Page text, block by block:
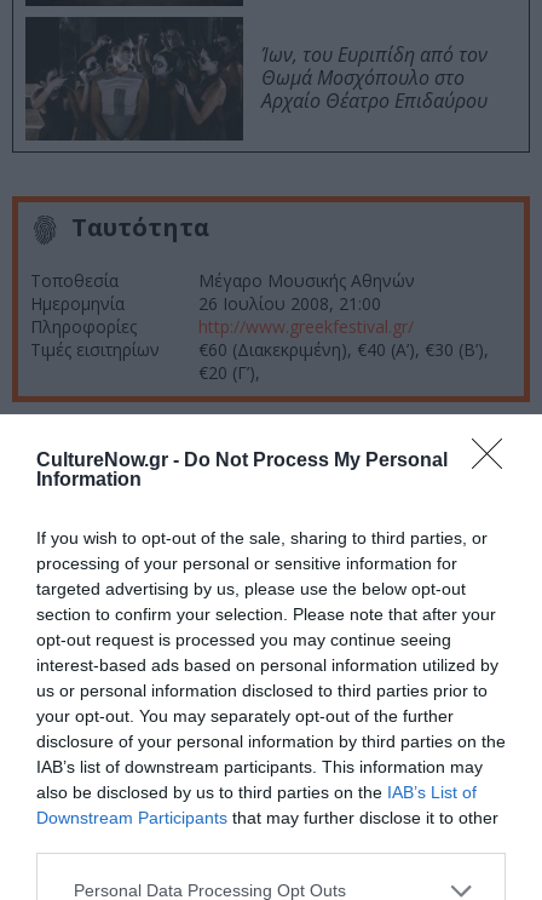
CultureNow.gr - Do Not Process My Personal
Information
If you wish to opt-out of the sale, sharing to third parties, or
processing of your personal or sensitive information for
targeted advertising by us, please use the below opt-out
section to confirm your selection. Please note that after your
opt-out request is processed you may continue seeing
interest-based ads based on personal information utilized by
us or personal information disclosed to third parties prior to
your opt-out. You may separately opt-out of the further
disclosure of your personal information by third parties on the
IAB’s list of downstream participants. This information may
also be disclosed by us to third parties on the IAB’s List of
Downstream Participants that may further disclose it to other
Personal Data Processing Opt Outs
Ίων, του Ευριπίδη από τον
Θωμά Μοσχόπουλο στο
Αρχαίο Θέατρο Επιδαύρου
Ταυτότητα
Τοποθεσία
Μέγαρο Μουσικής Αθηνών
Ημερομηνία
26 Ιουλίου 2008, 21:00
Πληροφορίες
http://www.greekfestival.gr/
Τιμές εισιτηρίων
€60 (Διακεκριμένη), €40 (Α’), €30 (Β’),
€20 (Γ’),
Google News και
μάθετε πρώτοι όλες τις ειδήσεις
Πολιτισμό στοCulturenow.gr
Νέοι Διαγωνισμοί❯
Newsletter
Κάθε βδομάδα στο e-mail σας τα τελευταία νέα για
την Τέχνη και τον Πολιτισμό!